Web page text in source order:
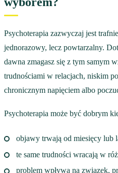
Psychoterapia zazwyczaj jest
jednorazowy, lecz powtarzalny.
dawna zmagasz się z tym samym
trudnościami w relacjach, niskim
chronicznym napięciem albo
Psychoterapia może być dobrym
objawy trwają od miesięcy lub
te same trudności wracają w
problem wpływa na związek,